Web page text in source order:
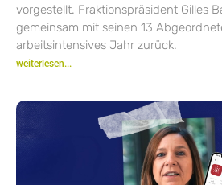
vorgestellt. Fraktionspräsident Gilles
gemeinsam mit seinen 13
arbeitsintensives Jahr zurück.
weiterlesen...